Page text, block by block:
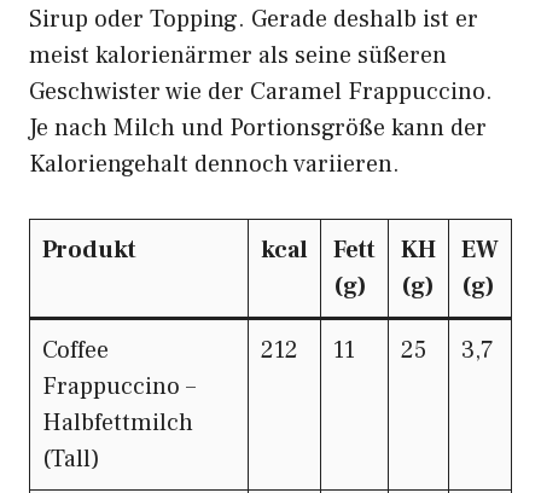
Sirup oder Topping. Gerade deshalb ist er
meist kalorienärmer als seine süßeren
Geschwister wie der Caramel Frappuccino.
Je nach Milch und Portionsgröße kann der
Kaloriengehalt dennoch variieren.
Produkt kcal
Fett
(g)
KH
(g)
EW
(g)
Coffee
Frappuccino –
Halbfettmilch
(Tall)
212 11 25 3,7